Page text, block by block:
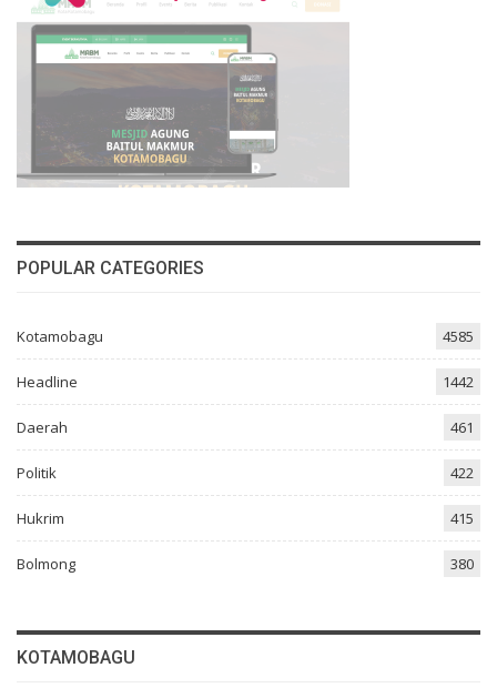
POPULAR CATEGORIES
Kotamobagu 4585
Headline 1442
Daerah 461
Politik 422
Hukrim 415
Bolmong 380
KOTAMOBAGU